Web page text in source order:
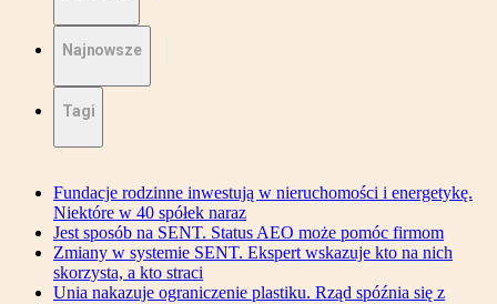
Najnowsze
Tagi
Fundacje rodzinne inwestują w nieruchomości i energetykę.
Niektóre w 40 spółek naraz
Jest sposób na SENT. Status AEO może pomóc firmom
Zmiany w systemie SENT. Ekspert wskazuje kto na nich
skorzysta, a kto straci
Unia nakazuje ograniczenie plastiku. Rząd spóźnia się z